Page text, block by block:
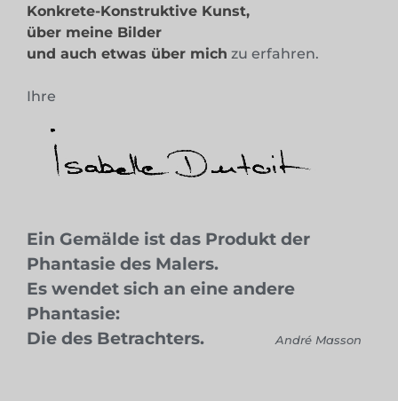
Konkrete-Konstruktive Kunst,
über meine Bilder
und auch etwas über mich zu erfahren.
Ihre
Ein Gemälde ist das Produkt der
Phantasie des Malers.
Es wendet sich an eine andere
Phantasie:
Die des Betrachters.André Masson